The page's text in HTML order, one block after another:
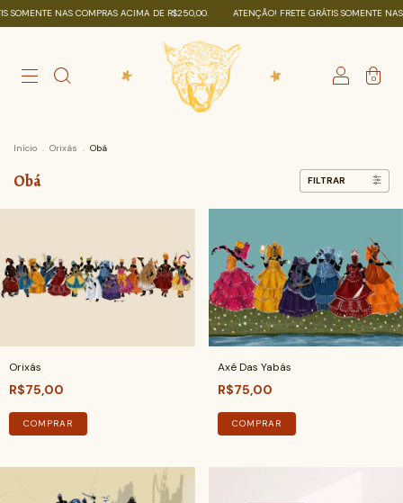
NAS COMPRAS ACIMA DE R$250,00. ATENÇÃO! FRETE GRÁTIS SOMENTE NAS
0
Início . Orixás . Obá
Obá FILTRAR
Orixás
R$75,00
COMPRAR
Axé Das Yabás
R$75,00
COMPRAR